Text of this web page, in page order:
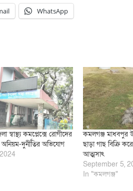
WhatsApp
স্বাস্থ্য কমপ্লেক্সে রোগীদের
অনিয়ম-দুর্নীতির অভিযোগ
কমলগঞ্জ মাধবপুর
ছাড়া গাছ বিক্রি
আত্মসাৎ
September 5,
In "কমলগঞ্জ"